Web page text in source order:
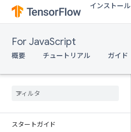
インストール
For JavaScript
概要 チュートリアル ガイド
スタートガイド